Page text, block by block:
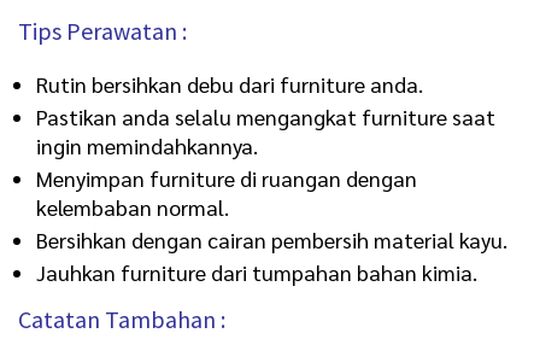
Tips Perawatan :
Rutin bersihkan debu dari furniture anda.
Pastikan anda selalu mengangkat furniture saat
ingin memindahkannya.
Menyimpan furniture di ruangan dengan
kelembaban normal.
Bersihkan dengan cairan pembersih material kayu.
Jauhkan furniture dari tumpahan bahan kimia.
Catatan Tambahan :